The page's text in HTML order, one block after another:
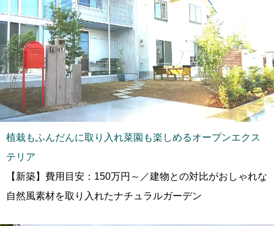
植栽もふんだんに取り入れ菜園も楽しめるオープンエクス
テリア
【新築】費用目安：150万円～／建物との対比がおしゃれな
自然風素材を取り入れたナチュラルガーデン